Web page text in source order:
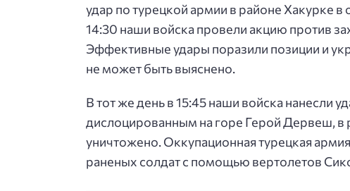
удар по турецкой армии в районе Хакурке
14:30 наши войска провели акцию против
Эффективные удары поразили позиции и
не может быть выяснено.
В тот же день в 15:45 наши войска нанесли
дислоцированным на горе Герой Дервеш, в
уничтожено. Оккупационная турецкая
раненых солдат с помощью вертолетов